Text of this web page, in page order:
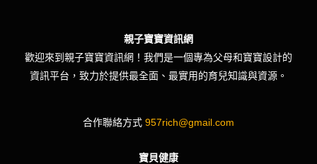
親子寶寶資訊網
歡迎來到親子寶寶資訊網！我們是一個專為父母和寶寶設計的
資訊平台，致力於提供最全面、最實用的育兒知識與資源。
合作聯絡方式 957rich@gmail.com
寶貝健康